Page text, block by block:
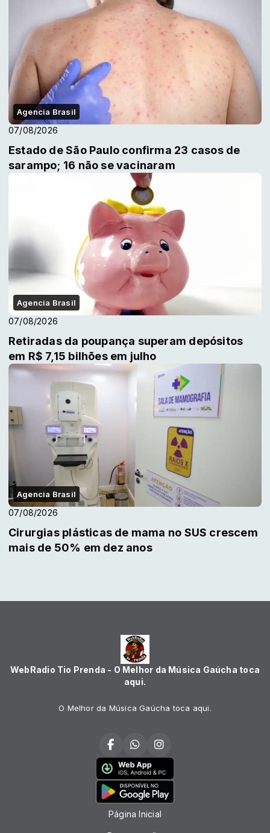
Agencia Brasil
07/08/2026
Estado de São Paulo confirma 23 casos de
sarampo; 16 não se vacinaram
Agencia Brasil
07/08/2026
Retiradas da poupança superam depósitos
em R$ 7,15 bilhões em julho
Agencia Brasil
07/08/2026
Cirurgias plásticas de mama no SUS crescem
mais de 50% em dez anos
WebRadio Tio Prenda - O Melhor da Música Gaúcha toca
aqui.
O Melhor da Música Gaúcha toca aqui.
Página Inicial